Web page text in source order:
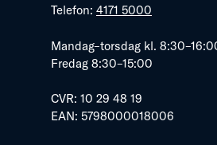
Telefon: 4171 5000
Mandag–torsdag kl.
Fredag 8:30–15:00
CVR: 10 29 48 19
EAN: 5798000018006